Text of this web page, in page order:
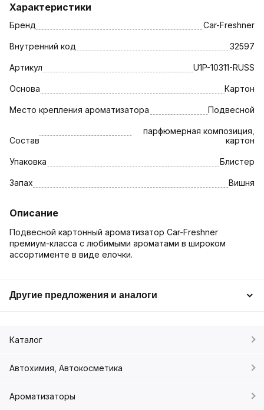
Характеристики
Бренд Car-Freshner
Внутренний код 32597
Артикул U1P-10311-RUSS
Основа Картон
Место крепления ароматизатора Подвесной
Состав
парфюмерная композиция,
картон
Упаковка Блистер
Запах Вишня
Описание
Подвесной картонный ароматизатор Car-Freshner
премиум-класса с любимыми ароматами в широком
ассортименте в виде елочки.
Другие предложения и аналоги
Каталог
Автохимия, Автокосметика
Ароматизаторы